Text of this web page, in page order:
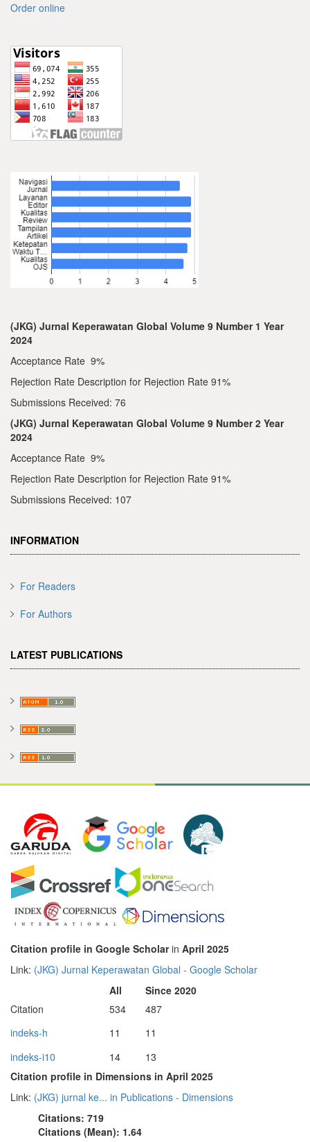
Order online
(JKG) Jurnal Keperawatan Global Volume 9 Number 1 Year
2024
Acceptance Rate 9%
Rejection Rate Description for Rejection Rate 91%
Submissions Received: 76
(JKG) Jurnal Keperawatan Global Volume 9 Number 2 Year
2024
Acceptance Rate 9%
Rejection Rate Description for Rejection Rate 91%
Submissions Received: 107
INFORMATION
For Readers
For Authors
LATEST PUBLICATIONS
Citation profile in Google Scholarin April 2025
Link: ‪(JKG) Jurnal Keperawatan Global‬ - ‪Google Scholar‬
All
Since 2020
Citation
534
487
indeks-h
11
11
indeks-i10
14
13
Citation profile in Dimensions in April 2025
Link: (JKG) jurnal ke... in Publications - Dimensions
Citations: 719
Citations (Mean): 1.64